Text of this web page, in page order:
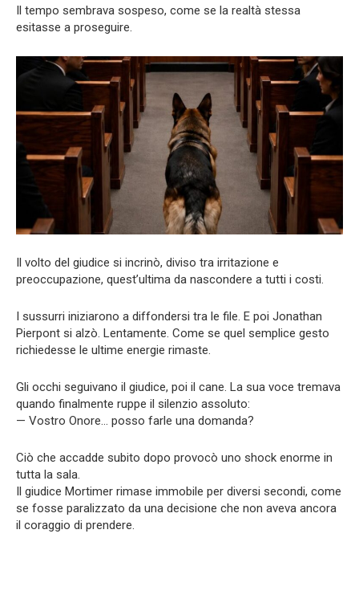
Il tempo sembrava sospeso, come se la realtà stessa
esitasse a proseguire.
Il volto del giudice si incrinò, diviso tra irritazione e
preoccupazione, quest’ultima da nascondere a tutti i costi.
I sussurri iniziarono a diffondersi tra le file. E poi Jonathan
Pierpont si alzò. Lentamente. Come se quel semplice gesto
richiedesse le ultime energie rimaste.
Gli occhi seguivano il giudice, poi il cane. La sua voce tremava
quando finalmente ruppe il silenzio assoluto:
— Vostro Onore… posso farle una domanda?
Ciò che accadde subito dopo provocò uno shock enorme in
tutta la sala.
Il giudice Mortimer rimase immobile per diversi secondi, come
se fosse paralizzato da una decisione che non aveva ancora
il coraggio di prendere.